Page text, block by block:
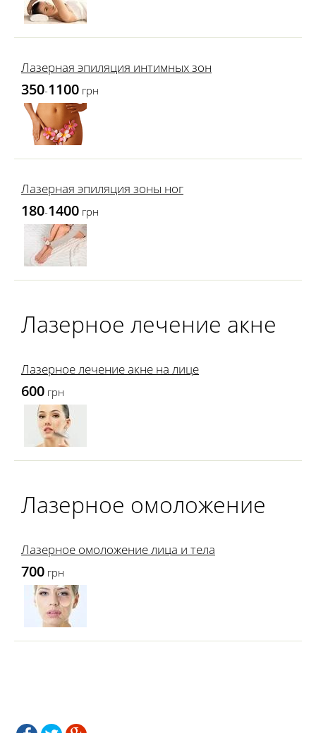
Лазерная эпиляция интимных зон
350-1100 грн
Лазерная эпиляция зоны ног
180-1400 грн
Лазерное лечение акне
Лазерное лечение акне на лице
600 грн
Лазерное омоложение
Лазерное омоложение лица и тела
700 грн